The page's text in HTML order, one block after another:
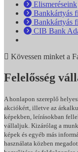
Elismeréseink
Bankkártyás
Bankkártyás
CIB Bank
Kövessen minket a
Felelősség
A honlapon szereplő
akciókért, illetve az
képekben, leírásokban
vállaljuk. Kizárólag a
képek és egyéb más
használata közben